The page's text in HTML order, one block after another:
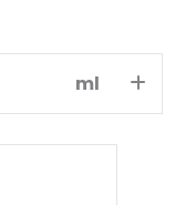
ml